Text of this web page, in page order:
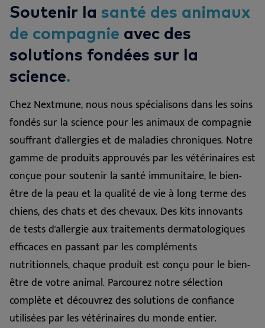
Soutenir la santé des animaux
de compagnie avec des
solutions fondées sur la
science.
Chez Nextmune, nous nous spécialisons dans les soins
fondés sur la science pour les animaux de compagnie
souffrant d'allergies et de maladies chroniques. Notre
gamme de produits approuvés par les vétérinaires est
conçue pour soutenir la santé immunitaire, le bien-
être de la peau et la qualité de vie à long terme des
chiens, des chats et des chevaux. Des kits innovants
de tests d'allergie aux traitements dermatologiques
efficaces en passant par les compléments
nutritionnels, chaque produit est conçu pour le bien-
être de votre animal. Parcourez notre sélection
complète et découvrez des solutions de confiance
utilisées par les vétérinaires du monde entier.